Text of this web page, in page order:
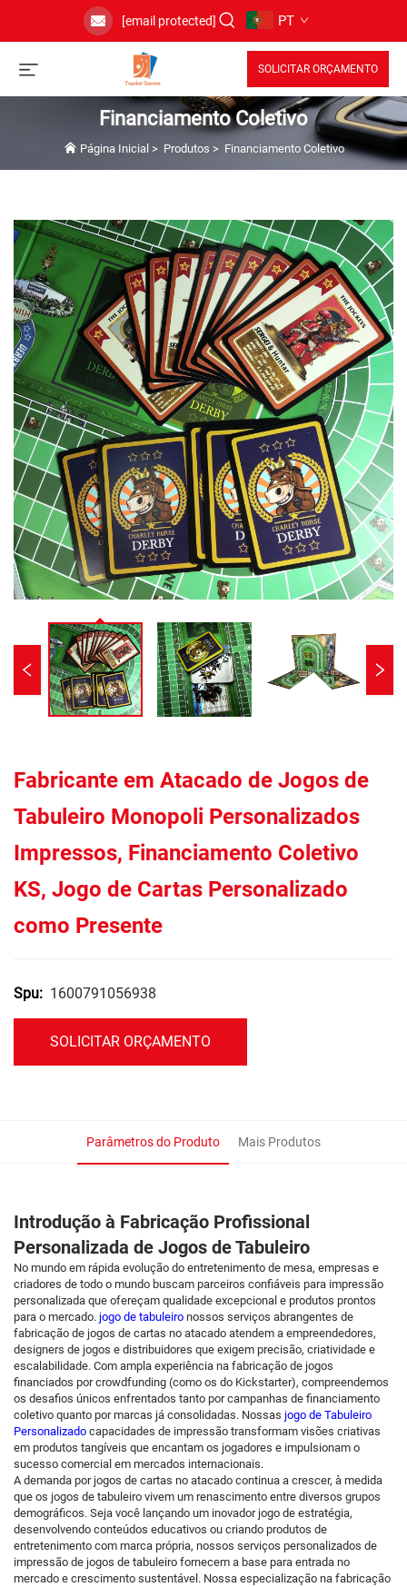
[email protected] PT
SOLICITAR ORÇAMENTO
Financiamento Coletivo
Página Inicial > Produtos > Financiamento Coletivo
Fabricante em Atacado de Jogos de
Tabuleiro Monopoli Personalizados
Impressos, Financiamento Coletivo
KS, Jogo de Cartas Personalizado
como Presente
Spu: 1600791056938
SOLICITAR ORÇAMENTO
Parâmetros do Produto Mais Produtos
Introdução à Fabricação Profissional
Personalizada de Jogos de Tabuleiro
No mundo em rápida evolução do entretenimento de mesa, empresas e
criadores de todo o mundo buscam parceiros confiáveis para impressão
personalizada que ofereçam qualidade excepcional e produtos prontos
para o mercado. jogo de tabuleiro nossos serviços abrangentes de
fabricação de jogos de cartas no atacado atendem a empreendedores,
designers de jogos e distribuidores que exigem precisão, criatividade e
escalabilidade. Com ampla experiência na fabricação de jogos
financiados por crowdfunding (como os do Kickstarter), compreendemos
os desafios únicos enfrentados tanto por campanhas de financiamento
coletivo quanto por marcas já consolidadas. Nossas jogo de Tabuleiro
Personalizado capacidades de impressão transformam visões criativas
em produtos tangíveis que encantam os jogadores e impulsionam o
sucesso comercial em mercados internacionais.
A demanda por jogos de cartas no atacado continua a crescer, à medida
que os jogos de tabuleiro vivem um renascimento entre diversos grupos
demográficos. Seja você lançando um inovador jogo de estratégia,
desenvolvendo conteúdos educativos ou criando produtos de
entretenimento com marca própria, nossos serviços personalizados de
impressão de jogos de tabuleiro fornecem a base para entrada no
mercado e crescimento sustentável. Nossa especialização na fabricação